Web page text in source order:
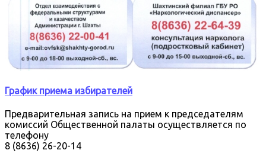
График приема избирателей
Предварительная запись на прием к председателям
комиссий Общественной палаты осуществляется по
телефону
8 (8636) 26-20-14